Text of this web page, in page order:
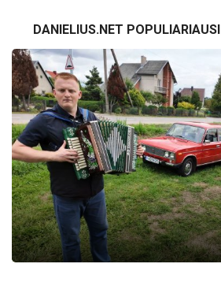
DANIELIUS.NET POPULIARIAUSI